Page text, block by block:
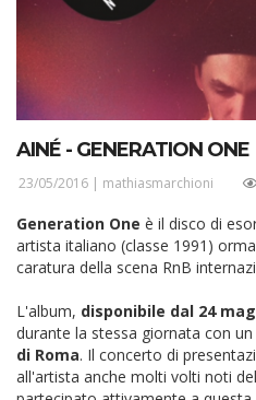
AINÉ - GENERATION ONE
23/05/2016 | mathiasmarchioni
Generation One è il disco di
artista italiano (classe 1991)
caratura della scena RnB
L'album, disponibile dal 24
durante la stessa giornata con un
di Roma. Il concerto di
all'artista anche molti volti noti